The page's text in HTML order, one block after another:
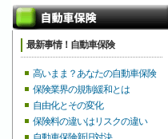
最新事情！自動車保険
高いまま？あなたの自動車保険
保険業界の規制緩和とは
自由化とその変化
保険料の違いはリスクの違い